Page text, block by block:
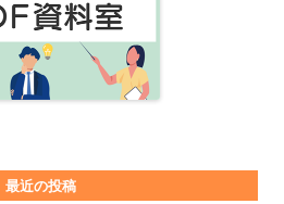
最近の投稿